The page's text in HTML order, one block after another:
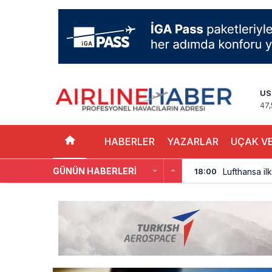
HABERLER YAZARLAR UÇAK
GÜNÜN HABERLERI 17:00 Norwegian
Çiti aştı,
İki hayalet
13:00 THY ve